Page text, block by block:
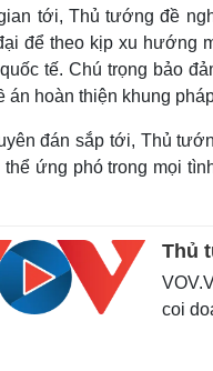
tới, Thủ tướng đề
để theo kịp xu hướng
tế. Chú trọng bảo
án hoàn thiện khung
đán sắp tới, Thủ
thể ứng phó trong mọi
Thủ
coi